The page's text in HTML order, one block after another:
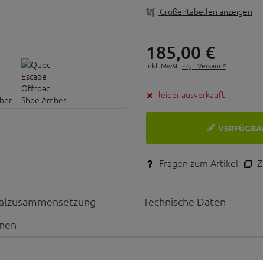
Größentabellen anzeigen
185,00 €
inkl. MwSt. zzgl. Versand*
leider ausverkauft
Fragen zum Artikel
Technische Daten